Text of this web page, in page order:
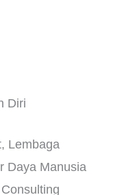
Diri
Lembaga
Daya Manusia